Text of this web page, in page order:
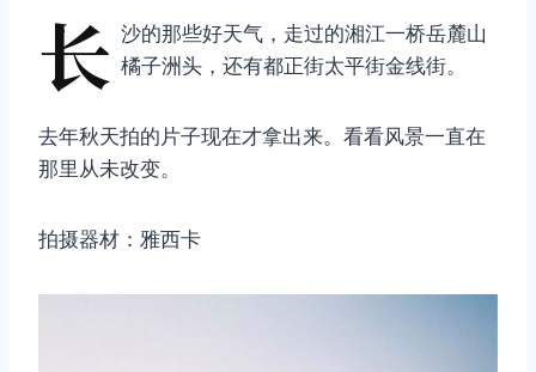
长 沙的那些好天气，走过的湘江一桥岳麓山
橘子洲头，还有都正街太平街金线街。
去年秋天拍的片子现在才拿出来。看看风景一直在
那里从未改变。
拍摄器材：雅西卡